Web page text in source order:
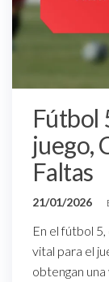
Fútbol
juego,
Faltas
21/01/2026
En el fútbol
vital para el
obtengan